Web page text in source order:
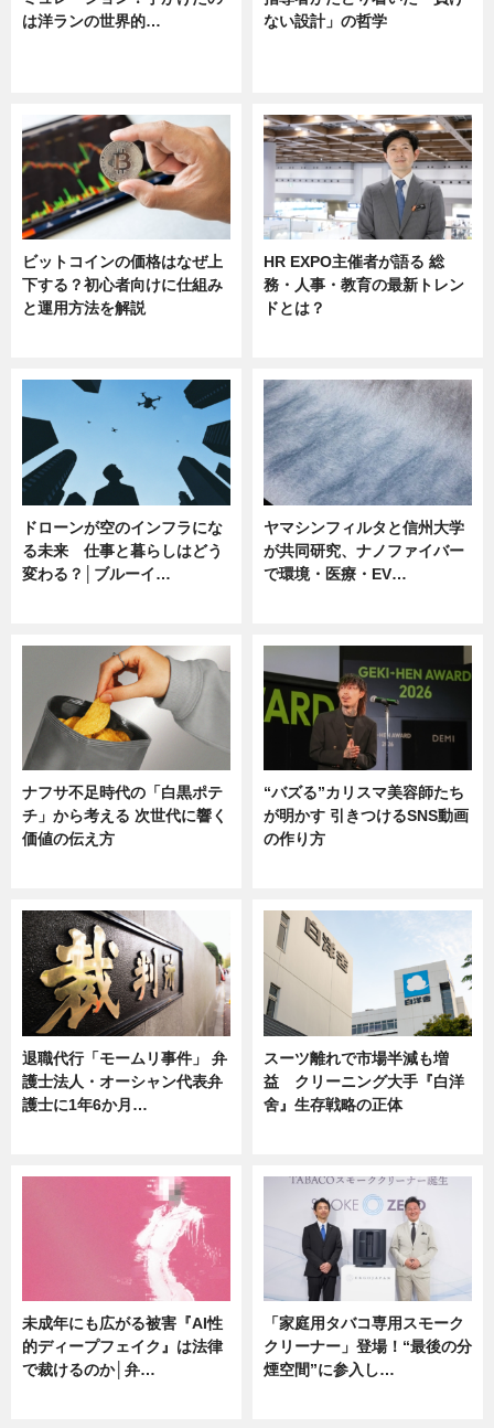
は洋ランの世界的…
ない設計」の哲学
ビットコインの価格はなぜ上
下する？初心者向けに仕組み
と運用方法を解説
HR EXPO主催者が語る 総
務・人事・教育の最新トレン
ドとは？
ドローンが空のインフラにな
る未来 仕事と暮らしはどう
変わる？│ブルーイ…
ヤマシンフィルタと信州大学
が共同研究、ナノファイバー
で環境・医療・EV…
ナフサ不足時代の「白黒ポテ
チ」から考える 次世代に響く
価値の伝え方
“バズる”カリスマ美容師たち
が明かす 引きつけるSNS動画
の作り方
退職代行「モームリ事件」 弁
護士法人・オーシャン代表弁
護士に1年6か月…
スーツ離れで市場半減も増
益 クリーニング大手『白洋
舍』生存戦略の正体
未成年にも広がる被害『AI性
的ディープフェイク』は法律
で裁けるのか│弁…
「家庭用タバコ専用スモーク
クリーナー」登場！“最後の分
煙空間”に参入し…